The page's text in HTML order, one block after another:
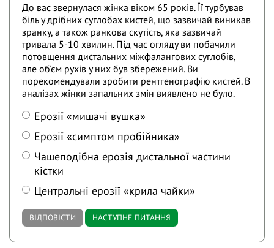
До вас звернулася жінка віком 65 років. Її турбував
біль у дрібних суглобах кистей, що зазвичай виникав
зранку, а також ранкова скутість, яка зазвичай
тривала 5-10 хвилин. Під час огляду ви побачили
потовщення дистальних міжфалангових суглобів,
але об'єм рухів у них був збережений. Ви
порекомендували зробити рентгенографію кистей. В
аналізах жінки запальних змін виявлено не було.
Ерозії «мишачі вушка»
Ерозії «симптом пробійника»
Чашеподібна ерозія дистальної частини
кістки
Центральні ерозії «крила чайки»
ВІДПОВІСТИ НАСТУПНЕ ПИТАННЯ